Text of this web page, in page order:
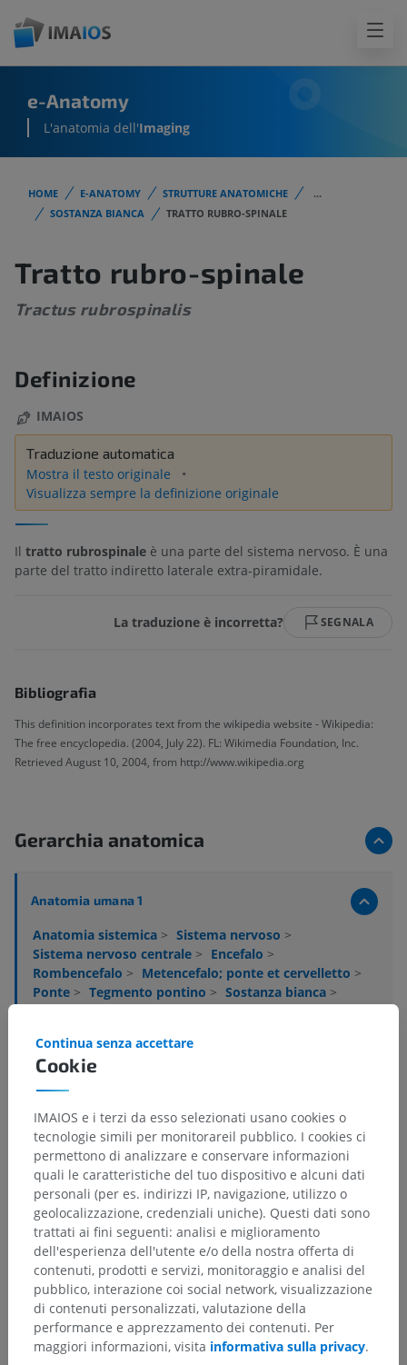
e-Anatomy
L'anatomia dell'Imaging
HOME E-ANATOMY STRUTTURE ANATOMICHE
...
SOSTANZA BIANCA
TRATTO RUBRO-SPINALE
Tratto rubro-spinale
Tractus rubrospinalis
Definizione
IMAIOS
Traduzione automatica
Mostra il testo originale
Visualizza sempre la definizione originale
Il tratto rubrospinale è una parte del sistema nervoso. È una
parte del tratto indiretto laterale extra-piramidale.
La traduzione è incorretta? SEGNALA
Bibliografia
This definition incorporates text from the wikipedia website - Wikipedia:
The free encyclopedia. (2004, July 22). FL: Wikimedia Foundation, Inc.
Retrieved August 10, 2004, from http://www.wikipedia.org
Gerarchia anatomica
Anatomia umana 1
Anatomia sistemica > Sistema nervoso >
Sistema nervoso centrale > Encefalo >
Rombencefalo > Metencefalo; ponte et cervelletto >
Ponte > Tegmento pontino > Sostanza bianca >
Strutture sottostanti:Non sono presenti strutture
soggiacenti per questa parte anatomica
Neuroanatomia umana
Anatomia comparata negli animali
Traduzioni
Cookie
Continua senza accettare
IMAIOS e i terzi da esso selezionati usano cookies o
tecnologie simili per monitorareil pubblico. I cookies ci
permettono di analizzare e conservare informazioni
quali le caratteristiche del tuo dispositivo e alcuni dati
personali (per es. indirizzi IP, navigazione, utilizzo o
geolocalizzazione, credenziali uniche). Questi dati sono
trattati ai fini seguenti: analisi e miglioramento
dell'esperienza dell'utente e/o della nostra offerta di
contenuti, prodotti e servizi, monitoraggio e analisi del
pubblico, interazione coi social network, visualizzazione
di contenuti personalizzati, valutazione della
performance e apprezzamento dei contenuti. Per
maggiori informazioni, visita informativa sulla privacy.